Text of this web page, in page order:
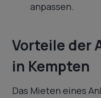
anpassen.
Vorteile der
in Kempten
Das Mieten eines